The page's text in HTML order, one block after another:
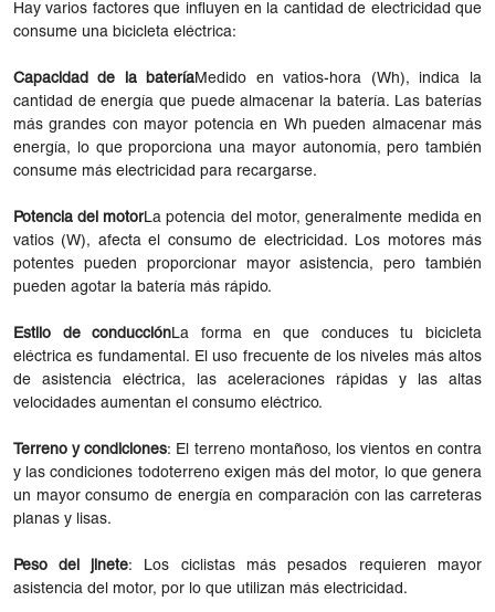
Hay varios factores que influyen en la cantidad de electricidad que
consume una bicicleta eléctrica:
Capacidad de la bateríaMedido en vatios-hora (Wh), indica la
cantidad de energía que puede almacenar la batería. Las baterías
más grandes con mayor potencia en Wh pueden almacenar más
energía, lo que proporciona una mayor autonomía, pero también
consume más electricidad para recargarse.
Potencia del motorLa potencia del motor, generalmente medida en
vatios (W), afecta el consumo de electricidad. Los motores más
potentes pueden proporcionar mayor asistencia, pero también
pueden agotar la batería más rápido.
Estilo de conducciónLa forma en que conduces tu bicicleta
eléctrica es fundamental. El uso frecuente de los niveles más altos
de asistencia eléctrica, las aceleraciones rápidas y las altas
velocidades aumentan el consumo eléctrico.
Terreno y condiciones: El terreno montañoso, los vientos en contra
y las condiciones todoterreno exigen más del motor, lo que genera
un mayor consumo de energía en comparación con las carreteras
planas y lisas.
Peso del jinete: Los ciclistas más pesados ​​requieren mayor
asistencia del motor, por lo que utilizan más electricidad.